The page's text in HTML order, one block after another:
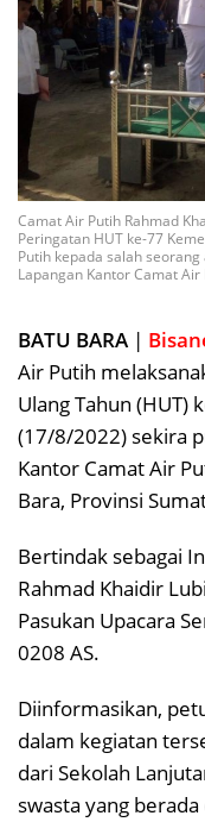
Camat Air Putih Rahmad
Peringatan HUT ke-77
Putih kepada salah
Lapangan Kantor Camat
BATU BARA |
Air Putih
Ulang Tahun (HUT)
(17/8/2022) sekira
Kantor Camat Air
Bara, Provinsi
Bertindak sebagai
Rahmad Khaidir
Pasukan Upacara
0208 AS.
Diinformasikan,
dalam kegiatan
dari Sekolah
swasta yang